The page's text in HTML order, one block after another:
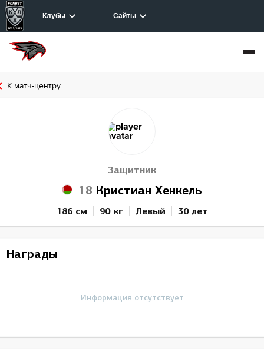
Клубы Сайты
К матч-центру
Защитник
18 Кристиан Хенкель
186 см 90 кг Левый 30 лет
Награды
Информация отсутствует